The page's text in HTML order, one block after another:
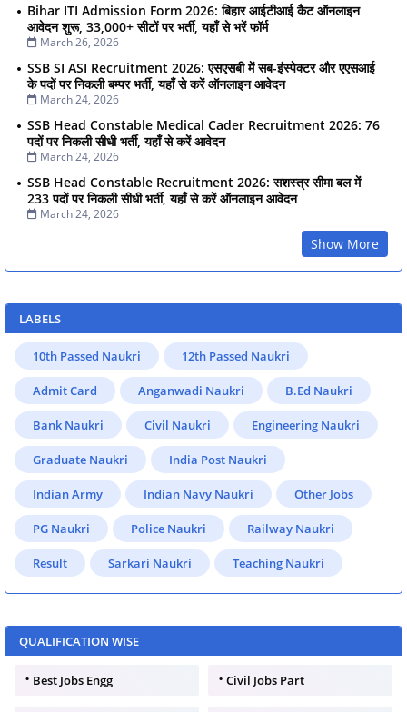
Bihar ITI Admission Form 2026: बिहार आईटीआई कैट ऑनलाइन
आवेदन शुरू, 33,000+ सीटों पर भर्ती, यहाँ से भरें फॉर्म
March 26, 2026
SSB SI ASI Recruitment 2026: एसएसबी में सब-इंस्पेक्टर और एएसआई
के पदों पर निकली बम्पर भर्ती, यहाँ से करें ऑनलाइन आवेदन
March 24, 2026
SSB Head Constable Medical Cader Recruitment 2026: 76
पदों पर निकली सीधी भर्ती, यहाँ से करें आवेदन
March 24, 2026
SSB Head Constable Recruitment 2026: सशस्त्र सीमा बल में
233 पदों पर निकली सीधी भर्ती, यहाँ से करें ऑनलाइन आवेदन
March 24, 2026
Show More
LABELS
10th Passed Naukri 12th Passed Naukri
Admit Card Anganwadi Naukri B.Ed Naukri
Bank Naukri Civil Naukri Engineering Naukri
Graduate Naukri India Post Naukri
Indian Army Indian Navy Naukri Other Jobs
PG Naukri Police Naukri Railway Naukri
Result Sarkari Naukri Teaching Naukri
QUALIFICATION WISE
Best Jobs Engg Civil Jobs Part